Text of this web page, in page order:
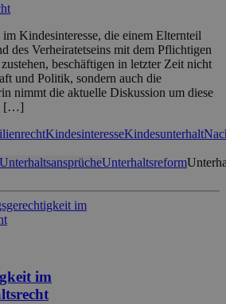
Kindesinteresse, die einem Elternteil
des Verheiratetseins mit dem Pflichtigen
beschäftigen in letzter Zeit nicht
und Politik, sondern auch die
nimmt die aktuelle Diskussion um diese
[…]
KindesinteresseKindesunterhalt
UnterhaltsansprücheUnterhaltsreform
im